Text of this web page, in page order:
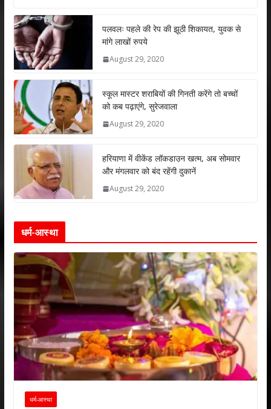
at
s
A
p
p
e
b
o
k
er e
dI
n
l e
पलवलः पहले की रेप की झूठी शिकायत, युवक से
मांगे लाखों रुपये
August 29, 2020
स्कूल मास्टर शराबियों की गिनती करेंगे तो बच्चों
को कब पढ़ाएंगे, सुरेजवाला
August 29, 2020
हरियाणा में वीकेंड लॉकडाउन खत्म, अब सोमवार
और मंगलवार को बंद रहेंगी दुकानें
August 29, 2020
धर्म-आस्था
धर्म-आस्था